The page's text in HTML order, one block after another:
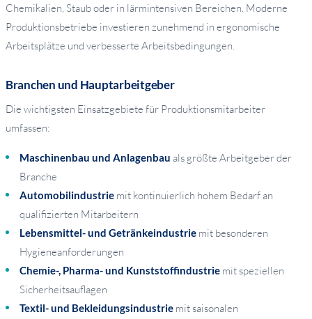
Chemikalien, Staub oder in lärmintensiven Bereichen. Moderne
Produktionsbetriebe investieren zunehmend in ergonomische
Arbeitsplätze und verbesserte Arbeitsbedingungen.
Branchen und Hauptarbeitgeber
Die wichtigsten Einsatzgebiete für Produktionsmitarbeiter
umfassen:
Maschinenbau und Anlagenbau als größte Arbeitgeber der
Branche
Automobilindustrie mit kontinuierlich hohem Bedarf an
qualifizierten Mitarbeitern
Lebensmittel- und Getränkeindustrie mit besonderen
Hygieneanforderungen
Chemie-, Pharma- und Kunststoffindustrie mit speziellen
Sicherheitsauflagen
Textil- und Bekleidungsindustrie mit saisonalen